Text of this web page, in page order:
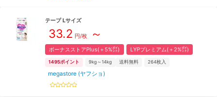
テープ Lサイズ
33.2 円/枚～
ボーナスストアPlus(＋5%㌽) LYPプレミアム(＋2%㌽)
1495ポイント 9kg～14kg 送料無料 264枚入
megastore (ヤフショ)